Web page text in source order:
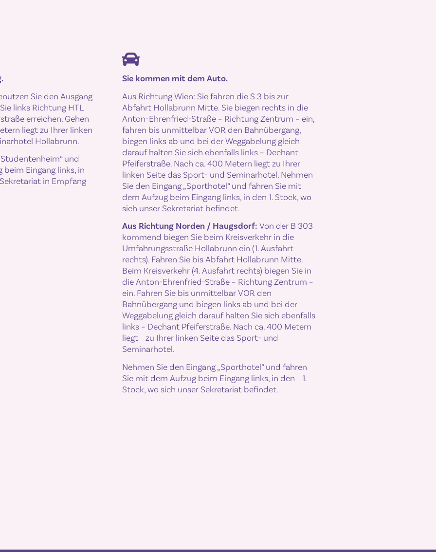
Sie den Ausgang
links Richtung HTL
erreichen. Gehen
liegt zu Ihrer linken
Hollabrunn.
und
Eingang links, in
in Empfang
Sie kommen mit dem Auto.
Aus Richtung Wien: Sie fahren die S 3 bis zur
Abfahrt Hollabrunn Mitte. Sie biegen rechts in die
Anton-Ehrenfried-Straße – Richtung Zentrum – ein,
fahren bis unmittelbar VOR den Bahnübergang,
biegen links ab und bei der Weggabelung gleich
darauf halten Sie sich ebenfalls links – Dechant
Pfeiferstraße. Nach ca. 400 Metern liegt zu Ihrer
linken Seite das Sport- und Seminarhotel. Nehmen
Sie den Eingang „Sporthotel“ und fahren Sie mit
dem Aufzug beim Eingang links, in den 1. Stock, wo
sich unser Sekretariat befindet.
Aus Richtung Norden / Haugsdorf: Von der B 303
kommend biegen Sie beim Kreisverkehr in die
Umfahrungsstraße Hollabrunn ein (1. Ausfahrt
rechts). Fahren Sie bis Abfahrt Hollabrunn Mitte.
Beim Kreisverkehr (4. Ausfahrt rechts) biegen Sie in
die Anton-Ehrenfried-Straße – Richtung Zentrum –
ein. Fahren Sie bis unmittelbar VOR den
Bahnübergang und biegen links ab und bei der
Weggabelung gleich darauf halten Sie sich ebenfalls
links – Dechant Pfeiferstraße. Nach ca. 400 Metern
liegt zu Ihrer linken Seite das Sport- und
Seminarhotel.
Nehmen Sie den Eingang „Sporthotel“ und fahren
Sie mit dem Aufzug beim Eingang links, in den 1.
Stock, wo sich unser Sekretariat befindet.